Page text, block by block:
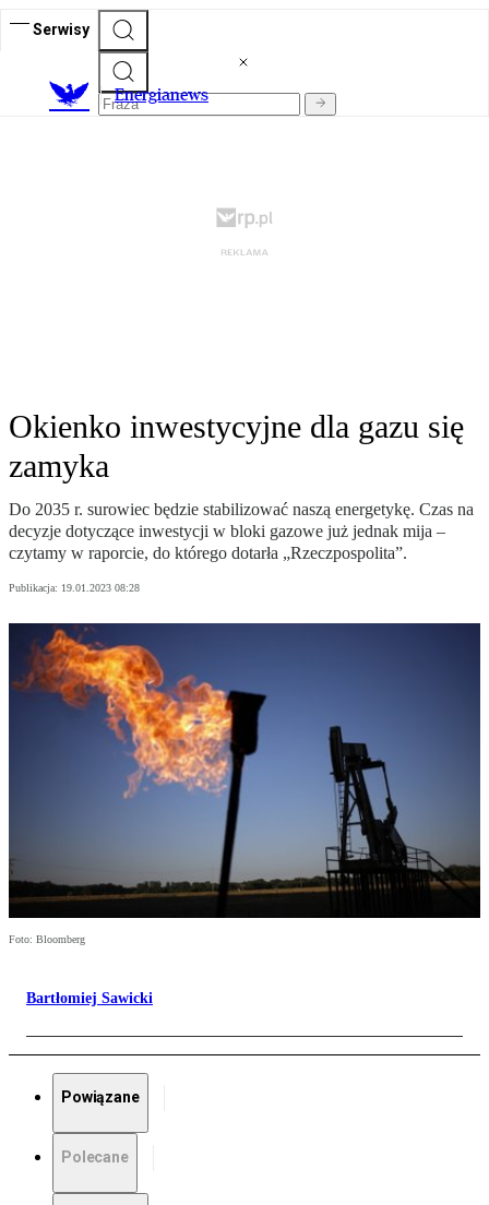
Serwisy
Energianews
Okienko inwestycyjne dla gazu się
zamyka
Do 2035 r. surowiec będzie stabilizować naszą energetykę. Czas na
decyzje dotyczące inwestycji w bloki gazowe już jednak mija –
czytamy w raporcie, do którego dotarła „Rzeczpospolita”.
Publikacja: 19.01.2023 08:28
Foto: Bloomberg
Bartłomiej Sawicki
Powiązane
Polecane